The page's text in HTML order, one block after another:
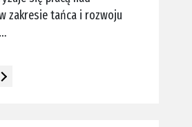
zakresie tańca i rozwoju